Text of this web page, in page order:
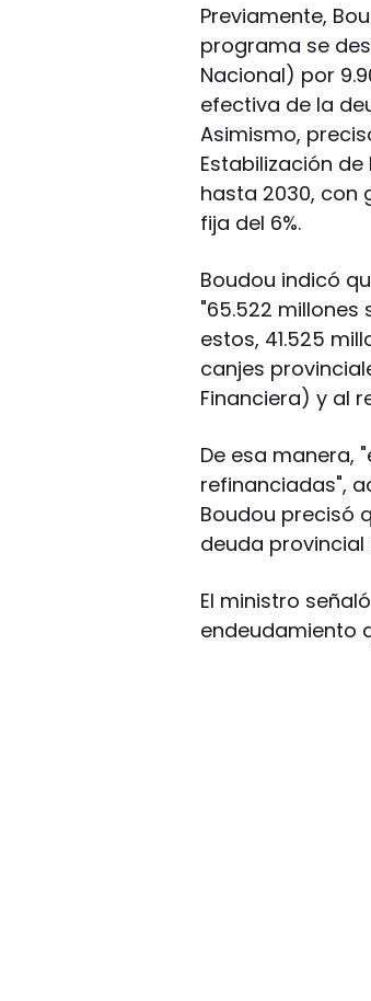
Previamente,
programa se
Nacional) por
efectiva de la
Asimismo,
Estabilización
hasta 2030, con
fija del 6%.
Boudou indicó
"65.522
estos, 41.525
canjes
Financiera) y al
De esa manera,
refinanciadas",
Boudou precisó
deuda provincial
El ministro
endeudamiento